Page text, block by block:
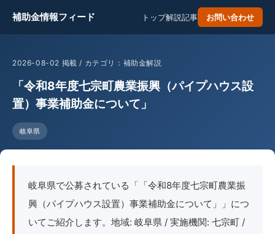
補助金情報フィード トップ解説記事 お問い合わせ
2026-08-02 掲載 / カテゴリ：補助金解説
「令和8年度七宗町農業振興（パイプハウス設
置）事業補助金について」
岐阜県
岐阜県で公募されている「「令和8年度七宗町農業振
興（パイプハウス設置）事業補助金について」」につ
いてご紹介します。地域: 岐阜県 / 実施機関: 七宗町 /